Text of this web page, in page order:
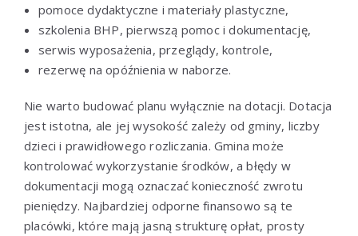
pomoce dydaktyczne i materiały plastyczne,
szkolenia BHP, pierwszą pomoc i dokumentację,
serwis wyposażenia, przeglądy, kontrole,
rezerwę na opóźnienia w naborze.
Nie warto budować planu wyłącznie na dotacji. Dotacja
jest istotna, ale jej wysokość zależy od gminy, liczby
dzieci i prawidłowego rozliczania. Gmina może
kontrolować wykorzystanie środków, a błędy w
dokumentacji mogą oznaczać konieczność zwrotu
pieniędzy. Najbardziej odporne finansowo są te
placówki, które mają jasną strukturę opłat, prosty